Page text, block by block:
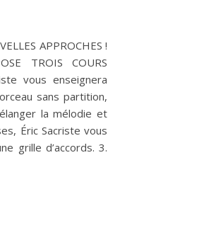
2024-2025, VENEZ DECOUVRIR LA
APPROCHES !
TROIS COURS
vous enseignera
sans partition,
la mélodie et
Éric Sacriste vous
grille d’accords. 3.